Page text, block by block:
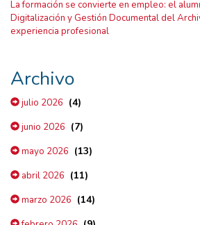
La formación se convierte en empleo: el
Digitalización y Gestión Documental del
experiencia profesional
Archivo
julio 2026 (4)
junio 2026 (7)
mayo 2026 (13)
abril 2026 (11)
marzo 2026 (14)